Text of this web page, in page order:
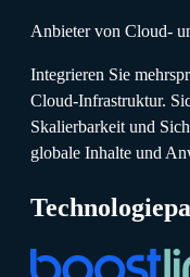
Anbieter von Cloud-
Integrieren Sie
Cloud-Infrastruktur.
Skalierbarkeit und
globale Inhalte und